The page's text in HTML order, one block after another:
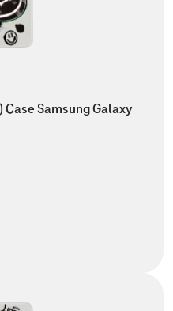
Samsung Galaxy